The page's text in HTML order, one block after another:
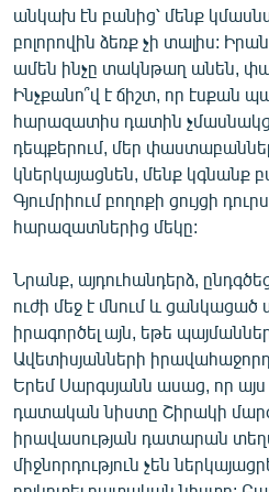
«Ազատության» բոլոր
անկախ էն բանից՝ մենք
բոլորովին ձեռք չի տալիս:
ամեն ինչը տակնթաղ անեն,
Ինչքանո՞վ է ճիշտ, որ էսքան
հարազատիս դատին
դեպքերում, մեր
կներկայացնեն, մենք կգնանք
Գյումրիում բողոքի ցույցի
հարազատներից մեկը:
Նրանք, այդուհանդերձ,
ուժի մեջ է մնում և
իրագործել այն, եթե
Ավետիսյանների
Երեմ Սարգսյանն ասաց, որ
դատական նիստը Շիրակի
իրավասության դատարան
միջնորդություն չեն